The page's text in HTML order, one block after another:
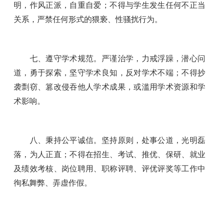
明，作风正派，自重自爱；不得与学生发生任何不正当
关系，严禁任何形式的猥亵、性骚扰行为。
七、遵守学术规范。严谨治学，力戒浮躁，潜心问
道，勇于探索，坚守学术良知，反对学术不端；不得抄
袭剽窃、篡改侵吞他人学术成果，或滥用学术资源和学
术影响。
八、秉持公平诚信。坚持原则，处事公道，光明磊
落，为人正直；不得在招生、考试、推优、保研、就业
及绩效考核、岗位聘用、职称评聘、评优评奖等工作中
徇私舞弊、弄虚作假。